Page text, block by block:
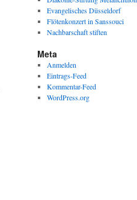
Evangelisches Düsseldorf
Flötenkonzert in Sanssouci
Nachbarschaft stiften
Meta
Anmelden
Eintrags-Feed
Kommentar-Feed
WordPress.org